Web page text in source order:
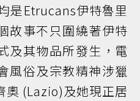
是Etrucans伊特魯里
故事不只圍繞著伊特
及其物品所發生，電
風俗及宗教精神涉獵
奧 (Lazio)及她現正居